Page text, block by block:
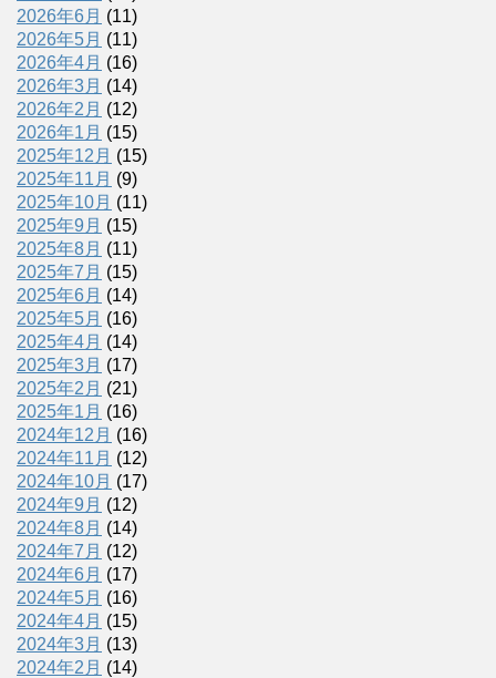
2026年6月 (11)
2026年5月 (11)
2026年4月 (16)
2026年3月 (14)
2026年2月 (12)
2026年1月 (15)
2025年12月 (15)
2025年11月 (9)
2025年10月 (11)
2025年9月 (15)
2025年8月 (11)
2025年7月 (15)
2025年6月 (14)
2025年5月 (16)
2025年4月 (14)
2025年3月 (17)
2025年2月 (21)
2025年1月 (16)
2024年12月 (16)
2024年11月 (12)
2024年10月 (17)
2024年9月 (12)
2024年8月 (14)
2024年7月 (12)
2024年6月 (17)
2024年5月 (16)
2024年4月 (15)
2024年3月 (13)
2024年2月 (14)